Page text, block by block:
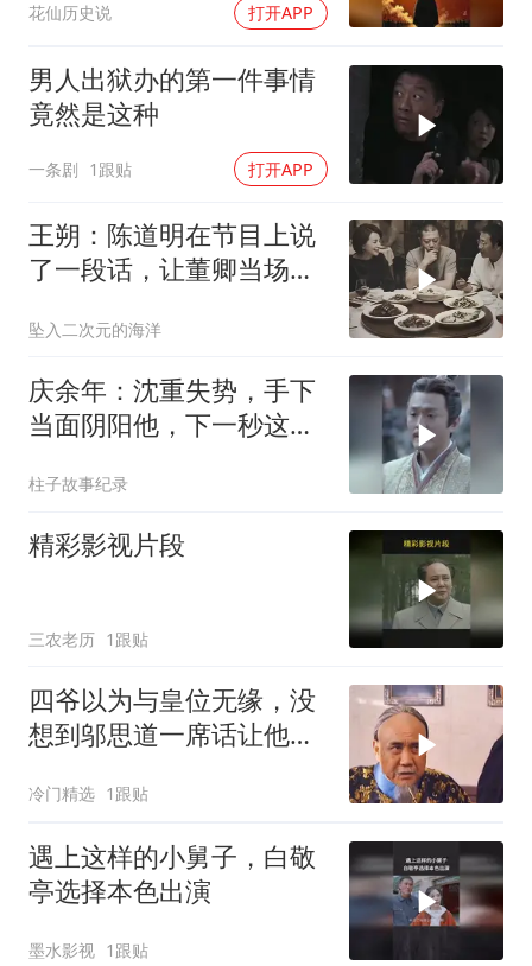
花仙历史说 打开APP
男人出狱办的第一件事情
竟然是这种
一条剧 1跟贴 打开APP
王朔：陈道明在节目上说
了一段话，让董卿当场愣
坠入二次元的海洋
庆余年：沈重失势，手下
当面阴阳他，下一秒这幕
柱子故事纪录
精彩影视片段
三农老历 1跟贴
四爷以为与皇位无缘，没
想到邬思道一席话让他醍
冷门精选 1跟贴
遇上这样的小舅子，白敬
亭选择本色出演
墨水影视 1跟贴